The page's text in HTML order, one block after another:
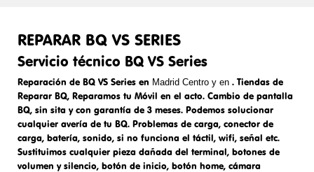
REPARAR BQ VS SERIES
Servicio técnico BQ VS Series
Reparación de BQ VS Series en Madrid Centro y en . Tiendas de
Reparar BQ, Reparamos tu Móvil en el acto. Cambio de pantalla
BQ, sin sita y con garantía de 3 meses. Podemos solucionar
cualquier avería de tu BQ. Problemas de carga, conector de
carga, batería, sonido, si no funciona el táctil, wifi, señal etc.
Sustituimos cualquier pieza dañada del terminal, botones de
volumen y silencio, botón de inicio, botón home, cámara